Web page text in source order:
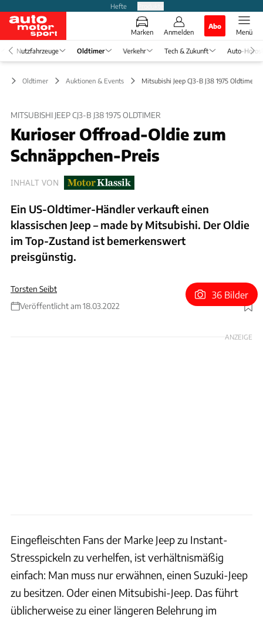
Hefte
Marken Anmelden
Abo
Menü
Nutzfahrzeuge Oldtimer Verkehr Tech & Zukunft Auto-
Oldtimer Auktionen & Events Mitsubishi Jeep CJ3-B J38 1975 Oldtimer
MITSUBISHI JEEP CJ3-B J38 1975 OLDTIMER
Kurioser Offroad-Oldie zum
Schnäppchen-Preis
INHALT VON
Ein US-Oldtimer-Händler verkauft einen
klassischen Jeep – made by Mitsubishi. Der Oldie
im Top-Zustand ist bemerkenswert
preisgünstig.
Torsten Seibt
Veröffentlicht am 18.03.2022
Foto: Duncan Imports and Classic Cars
36 Bilder
ANZEIGE
Eingefleischten Fans der Marke Jeep zu Instant-
Stresspickeln zu verhelfen, ist verhältnismäßig
einfach: Man muss nur erwähnen, einen Suzuki-Jeep
zu besitzen. Oder einen Mitsubishi-Jeep. Das führt
üblicherweise zu einer längeren Belehrung im